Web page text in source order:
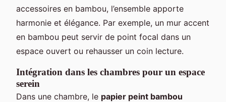
accessoires en bambou, l’ensemble apporte
harmonie et élégance. Par exemple, un mur accent
en bambou peut servir de point focal dans un
espace ouvert ou rehausser un coin lecture.
Intégration dans les chambres pour un espace
serein
Dans une chambre, le papier peint bambou